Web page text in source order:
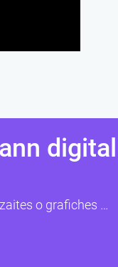
digital
o grafiches …